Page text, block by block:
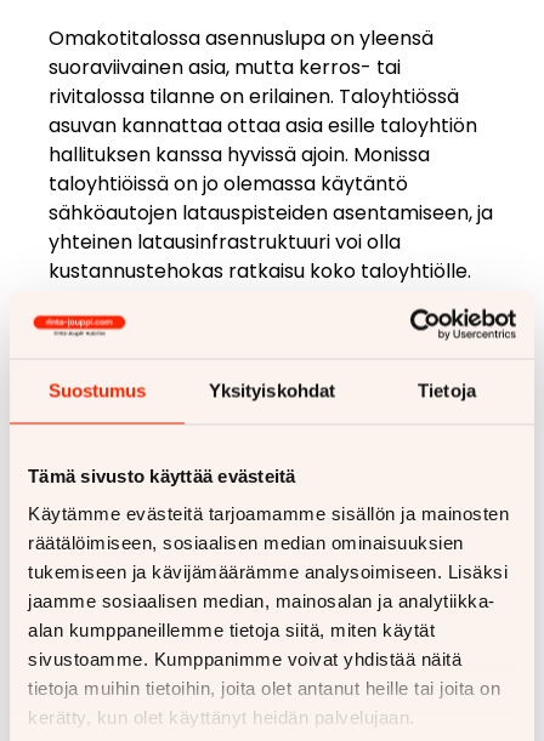
Suostumus Yksityiskohdat Tietoja
Tämä sivusto käyttää evästeitä
Käytämme evästeitä tarjoamamme sisällön ja mainosten
räätälöimiseen, sosiaalisen median ominaisuuksien
tukemiseen ja kävijämäärämme analysoimiseen. Lisäksi
jaamme sosiaalisen median, mainosalan ja analytiikka-
alan kumppaneillemme tietoja siitä, miten käytät
sivustoamme. Kumppanimme voivat yhdistää näitä
tietoja muihin tietoihin, joita olet antanut heille tai joita on
kerätty, kun olet käyttänyt heidän palvelujaan.
Omakotitalossa asennuslupa on yleensä
suoraviivainen asia, mutta kerros- tai
rivitalossa tilanne on erilainen. Taloyhtiössä
asuvan kannattaa ottaa asia esille taloyhtiön
hallituksen kanssa hyvissä ajoin. Monissa
taloyhtiöissä on jo olemassa käytäntö
sähköautojen latauspisteiden asentamiseen, ja
yhteinen latausinfrastruktuuri voi olla
kustannustehokas ratkaisu koko taloyhtiölle.
Milloin sähköautoa kannattaa
Sähköautoa kannattaa ladata kotona
Tällöin sähköverkko on vähiten kuormittunut ja
sähkön hinta on usein alhaisimmillaan
erityisesti ajankohtahinnoitelluissa
sopimuksissa. Yölataus on myös
käytännöllisintä, sillä auto on valmiina aamulla
täydellä akulla.
Latausstrategian kannalta tärkeintä on
välttää tarvetta ladata akku täyteen
päivittäin. Sähköauton akun pitkäikäisyyden